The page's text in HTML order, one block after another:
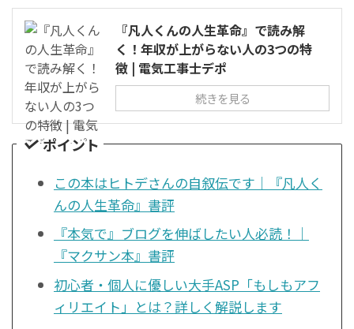
『凡人くんの人生革命』で読み解
く！年収が上がらない人の3つの特
徴 | 電気工事士デポ
続きを見る
ポイント
この本はヒトデさんの自叙伝です｜『凡人く
んの人生革命』書評
『本気で』ブログを伸ばしたい人必読！｜
『マクサン本』書評
初心者・個人に優しい大手ASP「もしもアフ
ィリエイト」とは？詳しく解説します